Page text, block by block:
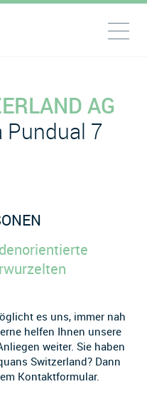
AG
Pundual 7
es uns, immer nah
helfen Ihnen unsere
weiter. Sie haben
Switzerland? Dann
Kontaktformular.